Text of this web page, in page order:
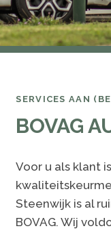
SERVICES AAN
BOVAG
Voor u als klant
Steenwijk is al
BOVAG. Wij